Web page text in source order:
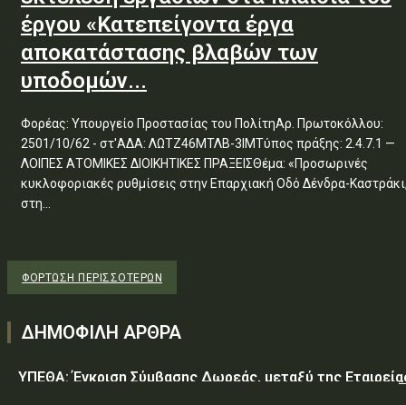
έργου «Κατεπείγοντα έργα
αποκατάστασης βλαβών των
υποδομών...
Φορέας: Υπουργείο Προστασίας του ΠολίτηΑρ. Πρωτοκόλλου:
2501/10/62 - στ'ΑΔΑ: ΛΩΤΖ46ΜΤΛΒ-3ΙΜΤύπος πράξης: 2.4.7.1 —
ΛΟΙΠΕΣ ΑΤΟΜΙΚΕΣ ΔΙΟΙΚΗΤΙΚΕΣ ΠΡΑΞΕΙΣΘέμα: «Προσωρινές
κυκλοφοριακές ρυθμίσεις στην Επαρχιακή Οδό Δένδρα-
στη...
ΦΌΡΤΩΣΗ ΠΕΡΙΣΣΟΤΈΡΩΝ
ΔΗΜΟΦΙΛΗ ΑΡΘΡΑ
ΥΠΕΘΑ: Έγκριση Σύμβασης Δωρεάς, μεταξύ της